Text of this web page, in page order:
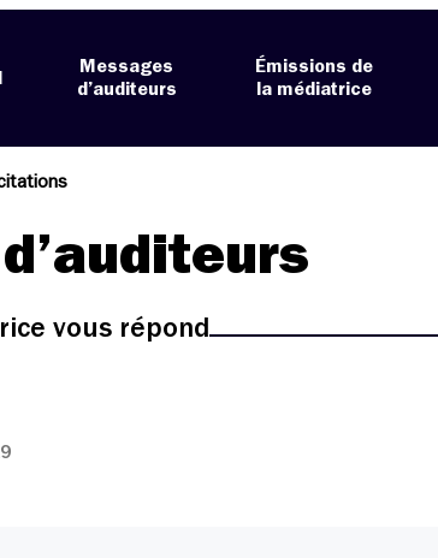
Messages
d’auditeurs
Émissions de
la médiatrice
vous répond